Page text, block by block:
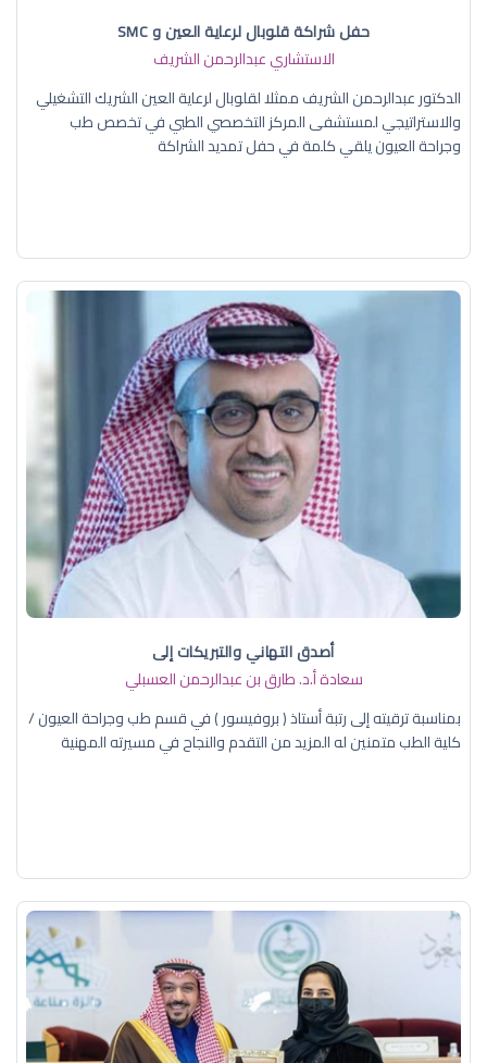
حفل شراكة قلوبال لرعاية العين و SMC
الاستشاري عبدالرحمن الشريف
الدكتور عبدالرحمن الشريف ممثلا لقلوبال لرعاية العين الشريك التشغيلي
والاستراتيجي لمستشفى المركز التخصصي الطبي في تخصص طب
وجراحة العيون يلقي كلمة في حفل تمديد الشراكة
أصدق التهاني والتبريكات إلى
سعادة أ.د. ​طارق بن عبدالرحمن العسبلي
بمناسبة ترقيته إلى رتبة أستاذ ( بروفيسور ) في قسم طب وجراحة العيون /
كلية الطب متمنين له المزيد من التقدم والنجاح في مسيرته المهنية